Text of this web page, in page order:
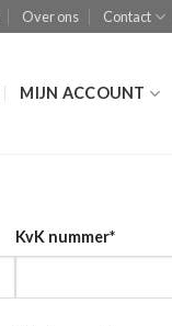
Over ons Contact
MIJN ACCOUNT
KvK nummer*